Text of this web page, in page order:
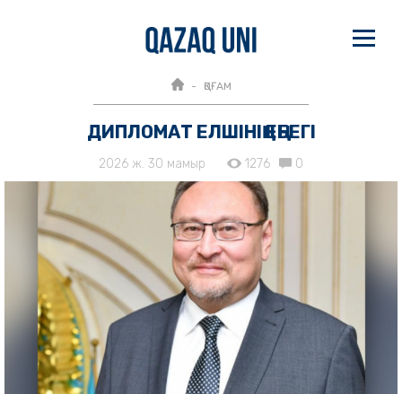
ҚОҒАМ
ДИПЛОМАТ ЕЛШІНІҢ ЕҢБЕГІ
2026 ж. 30 мамыр 1276 0